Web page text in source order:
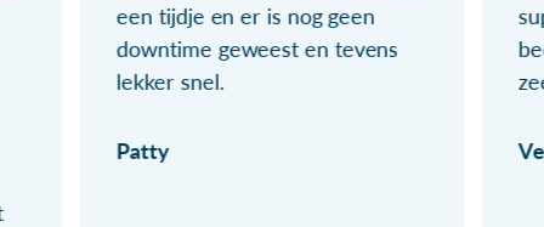
een tijdje en er is nog geen
downtime geweest en tevens
lekker snel.
Patty